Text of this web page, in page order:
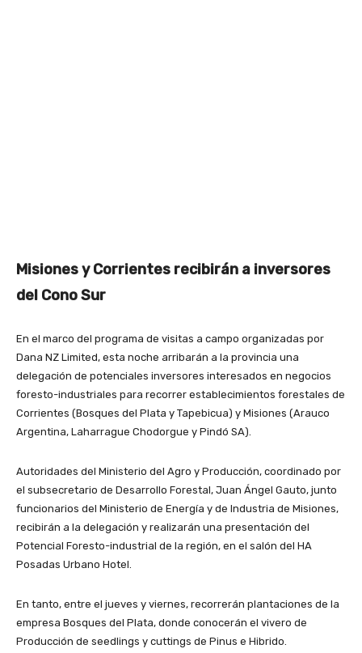
Misiones y Corrientes recibirán a inversores
del Cono Sur
En el marco del programa de visitas a campo organizadas por
Dana NZ Limited, esta noche arribarán a la provincia una
delegación de potenciales inversores interesados en negocios
foresto-industriales para recorrer establecimientos forestales de
Corrientes (Bosques del Plata y Tapebicua) y Misiones (Arauco
Argentina, Laharrague Chodorgue y Pindó SA).
Autoridades del Ministerio del Agro y Producción, coordinado por
el subsecretario de Desarrollo Forestal, Juan Ángel Gauto, junto
funcionarios del Ministerio de Energía y de Industria de Misiones,
recibirán a la delegación y realizarán una presentación del
Potencial Foresto-industrial de la región, en el salón del HA
Posadas Urbano Hotel.
En tanto, entre el jueves y viernes, recorrerán plantaciones de la
empresa Bosques del Plata, donde conocerán el vivero de
Producción de seedlings y cuttings de Pinus e Hibrido.